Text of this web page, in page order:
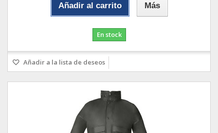
Añadir al carrito Más
En stock
Añadir a la lista de deseos